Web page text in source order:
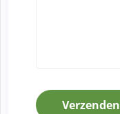
Verzenden